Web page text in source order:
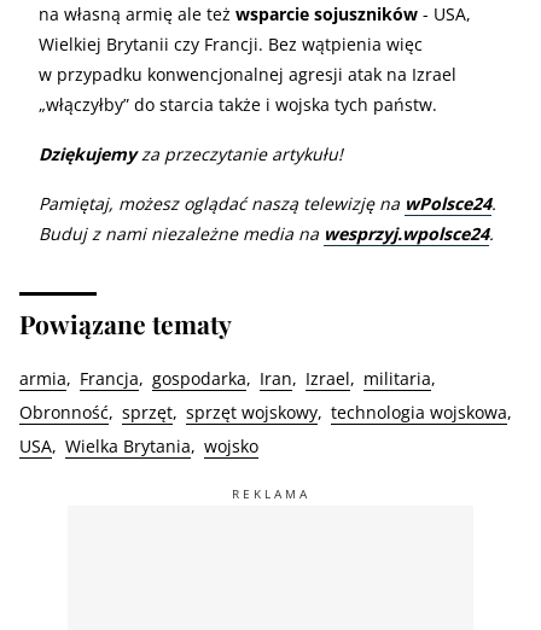
na własną armię ale też wsparcie sojuszników - USA,
Wielkiej Brytanii czy Francji. Bez wątpienia więc
w przypadku konwencjonalnej agresji atak na Izrael
„włączyłby” do starcia także i wojska tych państw.
Dziękujemyza przeczytanie artykułu!
Pamiętaj, możesz oglądać naszą telewizję na wPolsce24.
Buduj z nami niezależne media na wesprzyj.wpolsce24.
Powiązane tematy
armia Francja gospodarka Iran Izrael
militaria
Obronność sprzęt sprzęt wojskowy technologia wojskowa
USA Wielka Brytania wojsko